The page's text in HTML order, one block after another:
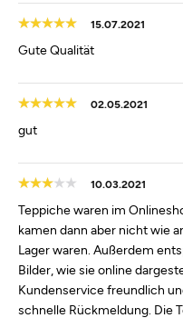
15.07.2021
Gute Qualität
02.05.2021
gut
10.03.2021
Teppiche waren im
kamen dann aber nicht wie
Lager waren. Außerdem
Bilder, wie sie online
Kundenservice freundlich
schnelle Rückmeldung. Die